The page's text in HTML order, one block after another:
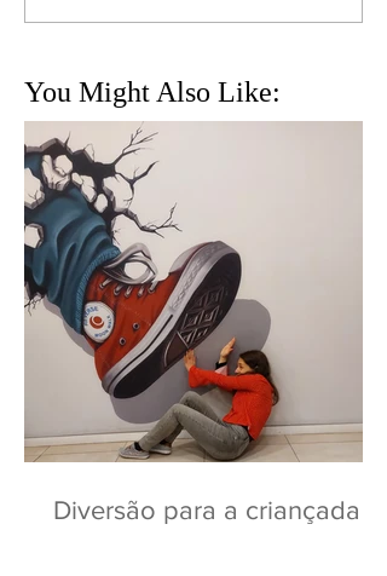
You Might Also Like:
Diversão para a criançada